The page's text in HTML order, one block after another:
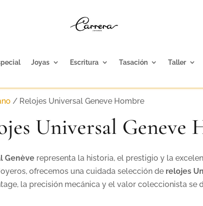
Joyas Escritura Tasación Taller
/ Relojes Universal Geneve Hombre
Universal Geneve
Genève representa la historia, el prestigio y la
ofrecemos una cuidada selección de relojes
la precisión mecánica y el valor coleccionista se